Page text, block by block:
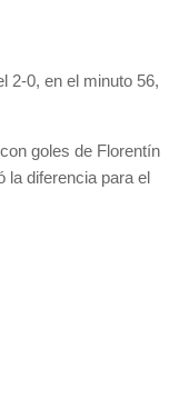
2-0, en el minuto 56,
goles de Florentín
la diferencia para el